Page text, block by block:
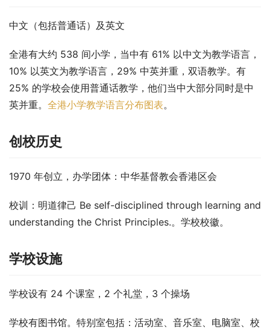
中文（包括普通话）及英文
全港有大约 538 间小学，当中有 61% 以中文为教学语言，
10% 以英文为教学语言，29% 中英并重，双语教学。有
25% 的学校会使用普通话教学，他们当中大部分同时是中
英并重。 全港小学教学语言分布图表。
创校历史
1970 年创立，办学团体：中华基督教会香港区会
校训：明道律己 Be self-disciplined through learning and
understanding the Christ Principles.。学校校徽。
学校设施
学校设有 24 个课室，2 个礼堂，3 个操场
学校有图书馆。特别室包括：活动室、音乐室、电脑室、校